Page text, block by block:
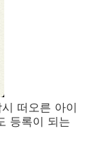
떠오른 아이
등록이 되는